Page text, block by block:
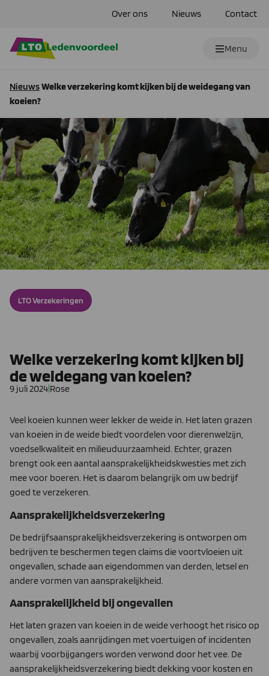
Over ons Nieuws Contact
Menu
NieuwsWelke verzekering komt kijken bij de weidegang van
koeien?
LTO Verzekeringen
Welke verzekering komt kijken bij
de weidegang van koeien?
9 juli 2024 Rose
Veel koeien kunnen weer lekker de weide in. Het laten grazen
van koeien in de weide biedt voordelen voor dierenwelzijn,
voedselkwaliteit en milieuduurzaamheid. Echter, grazen
brengt ook een aantal aansprakelijkheidskwesties met zich
mee voor boeren. Het is daarom belangrijk om uw bedrijf
goed te verzekeren.
Aansprakelijkheidsverzekering
De bedrijfsaansprakelijkheidsverzekering is ontworpen om
bedrijven te beschermen tegen claims die voortvloeien uit
ongevallen, schade aan eigendommen van derden, letsel en
andere vormen van aansprakelijkheid.
Aansprakelijkheid bij ongevallen
Het laten grazen van koeien in de weide verhoogt het risico op
ongevallen, zoals aanrijdingen met voertuigen of incidenten
waarbij voorbijgangers worden verwond door het vee. De
aansprakelijkheidsverzekering biedt dekking voor kosten en